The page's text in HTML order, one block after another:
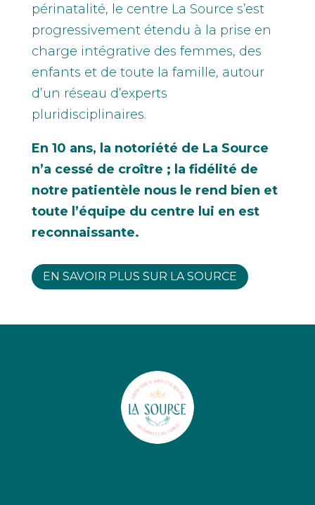
périnatalité, le centre La Source s’est
progressivement étendu à la prise en
charge intégrative des femmes, des
enfants et de toute la famille, autour
d’un réseau d’experts
pluridisciplinaires.
En 10 ans, la notoriété de La Source
n’a cessé de croître ; la fidélité de
notre patientèle nous le rend bien et
toute l’équipe du centre lui en est
reconnaissante.
EN SAVOIR PLUS SUR LA SOURCE